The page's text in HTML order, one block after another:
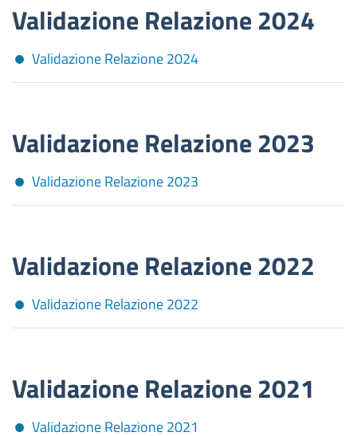
Validazione Relazione 2024
Validazione Relazione 2024
Validazione Relazione 2023
Validazione Relazione 2023
Validazione Relazione 2022
Validazione Relazione 2022
Validazione Relazione 2021
Validazione Relazione 2021